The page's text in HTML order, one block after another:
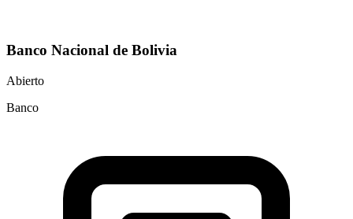
Banco Nacional de Bolivia
Abierto
Banco